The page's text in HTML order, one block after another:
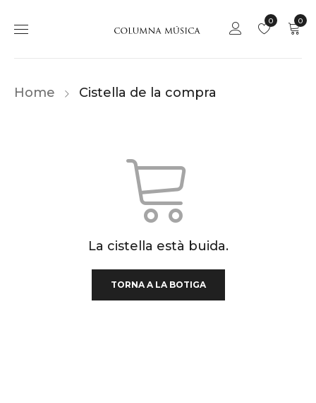
0
0
Home Cistella de la compra
La cistella està buida.
TORNA A LA BOTIGA